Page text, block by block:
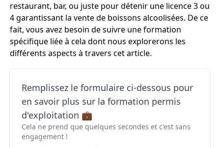
restaurant, bar, ou juste pour détenir une licence 3 ou
4 garantissant la vente de boissons alcoolisées. De ce
fait, vous avez besoin de suivre une formation
spécifique liée à cela dont nous explorerons les
différents aspects à travers cet article.
Remplissez le formulaire ci-dessous pour
en savoir plus sur la formation permis
d'exploitation 💼
Cela ne prend que quelques secondes et c'est sans
engagement !